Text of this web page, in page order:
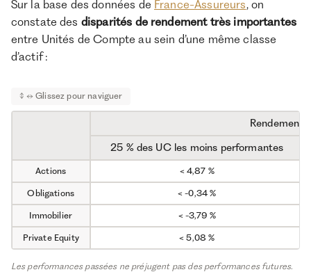
Sur la base des données de France-Assureurs, on
constate des disparités de rendement très importantes
entre Unités de Compte au sein d’une même classe
d’actif :
Rendement
25 % des UC les moins performantes
Actions < 4,87 %
Obligations < -0,34 %
Immobilier < -3,79 %
Private Equity < 5,08 %
Les performances passées ne préjugent pas des performances futures.